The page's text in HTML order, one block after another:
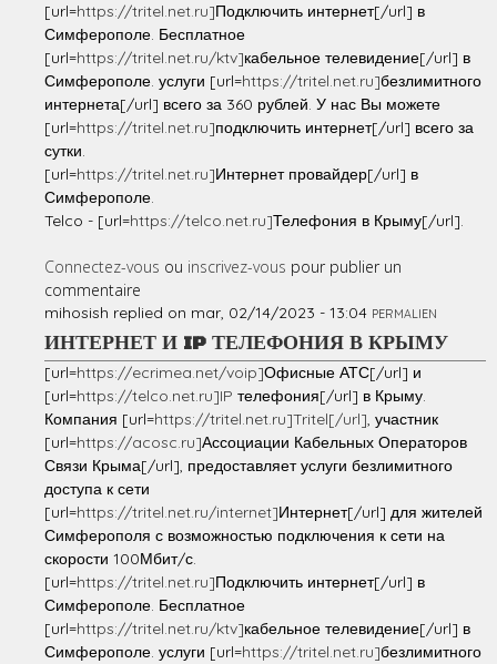
[url=https://tritel.net.ru]Подключить интернет[/url] в
Симферополе. Бесплатное
[url=https://tritel.net.ru/ktv]кабельное телевидение[/url] в
Симферополе. услуги [url=https://tritel.net.ru]безлимитного
интернета[/url] всего за 360 рублей. У нас Вы можете
[url=https://tritel.net.ru]подключить интернет[/url] всего за
сутки.
[url=https://tritel.net.ru]Интернет провайдер[/url] в
Симферополе.
Telco - [url=https://telco.net.ru]Телефония в Крыму[/url].
Connectez-vous ou inscrivez-vous pour publier un
commentaire
mihosish replied on mar, 02/14/2023 - 13:04 PERMALIEN
ИНТЕРНЕТ И IP ТЕЛЕФОНИЯ В КРЫМУ
[url=https://ecrimea.net/voip]Офисные АТС[/url] и
[url=https://telco.net.ru]IP телефония[/url] в Крыму.
Компания [url=https://tritel.net.ru]Tritel[/url], участник
[url=https://acosc.ru]Ассоциации Кабельных Операторов
Связи Крыма[/url], предоставляет услуги безлимитного
доступа к сети
[url=https://tritel.net.ru/internet]Интернет[/url] для жителей
Симферополя с возможностью подключения к сети на
скорости 100Мбит/с.
[url=https://tritel.net.ru]Подключить интернет[/url] в
Симферополе. Бесплатное
[url=https://tritel.net.ru/ktv]кабельное телевидение[/url] в
Симферополе. услуги [url=https://tritel.net.ru]безлимитного